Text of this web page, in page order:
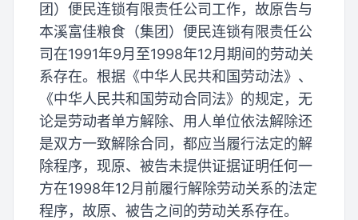
团）便民连锁有限责任公司工作，故原告与
本溪富佳粮食（集团）便民连锁有限责任公
司在1991年9月至1998年12月期间的劳动关
系存在。根据《中华人民共和国劳动法》、
《中华人民共和国劳动合同法》的规定，无
论是劳动者单方解除、用人单位依法解除还
是双方一致解除合同，都应当履行法定的解
除程序，现原、被告未提供证据证明任何一
方在1998年12月前履行解除劳动关系的法定
程序，故原、被告之间的劳动关系存在。